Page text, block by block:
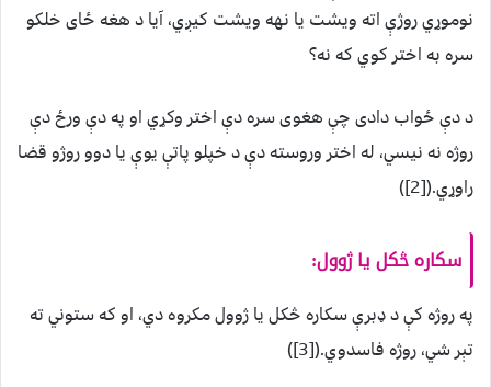
نوموړي روژې اته ويشت يا نهه ويشت کيږي، آيا د هغه ځای خلکو
سره به اختر کوي که نه؟
د دې ځواب دادی چې هغوی سره دې اختر وکړي او په دې ورځ دې
روژه نه نيسي، له اختر وروسته دې د خپلو پاتې یوې یا دوو روژو قضا
راوړي.([2])
سکاره څکل يا ژوول:
په روژه کې د ډبرې سکاره څکل يا ژوول مکروه دي، او که ستوني ته
تېر شي، روژه فاسدوي.([3])